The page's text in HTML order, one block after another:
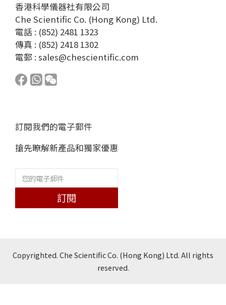
香港科學儀器社有限公司
Che Scientific Co. (Hong Kong) Ltd.
電話 : (852) 2481 1323
傳真 : (852) 2418 1302
電郵 : sales@chescientific.com
訂閱我們的電子郵件
搶先瞭解新產品和獨家優惠
訂閱
Copyrighted. Che Scientific Co. (Hong Kong) Ltd. All rights
reserved.